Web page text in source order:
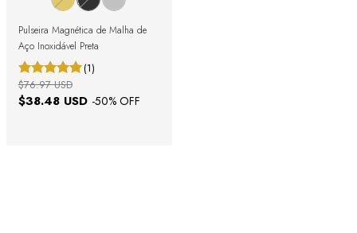
Pulseira Magnética de Malha de
Aço Inoxidável Preta
(1)
$38.48 USD -50% OFF
$76.97 USD